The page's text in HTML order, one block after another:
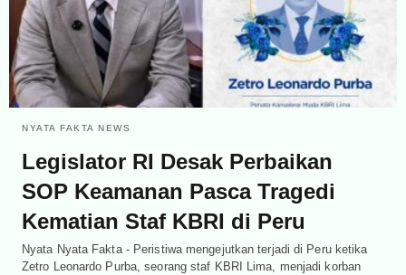
NYATA FAKTA NEWS
Legislator RI Desak Perbaikan
SOP Keamanan Pasca Tragedi
Kematian Staf KBRI di Peru
Nyata Nyata Fakta - Peristiwa mengejutkan terjadi di Peru ketika
Zetro Leonardo Purba, seorang staf KBRI Lima, menjadi korban